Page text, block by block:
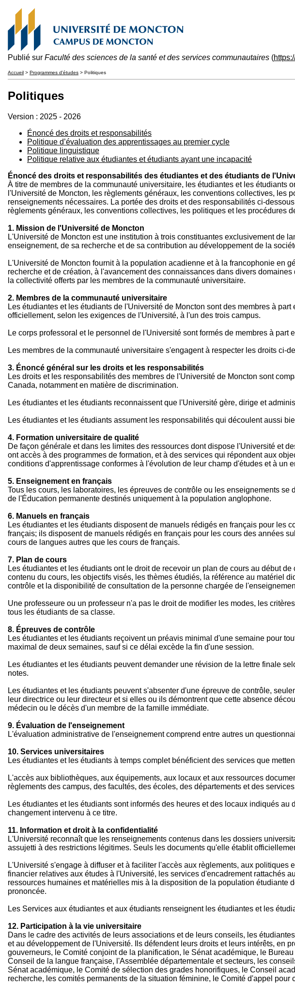
Publié sur Faculté des sciences de la santé et des services communautaires (
Accueil > Programmes d'études > Politiques
Politiques
Version : 2025 - 2026
Énoncé des droits et responsabilités
Politique d’évaluation des apprentissages au premier cycle
Politique linguistique
Politique relative aux étudiantes et étudiants ayant une incapacité
Énoncé des droits et responsabilités des étudiantes et des étudiants de
À titre de membres de la communauté universitaire, les étudiantes et les
l'Université de Moncton, les règlements généraux, les conventions collectives,
renseignements nécessaires. La portée des droits et des responsabilités ci-
règlements généraux, les conventions collectives, les politiques et les procédures
1. Mission de l'Université de Moncton
L'Université de Moncton est une institution à trois constituantes exclusivement de
enseignement, de sa recherche et de sa contribution au développement de la
L'Université de Moncton fournit à la population acadienne et à la francophonie en
recherche et de création, à l'avancement des connaissances dans divers
la collectivité offerts par les membres de la communauté universitaire.
2. Membres de la communauté universitaire
Les étudiantes et les étudiants de l'Université de Moncton sont des membres à
officiellement, selon les exigences de l'Université, à l'un des trois campus.
Le corps professoral et le personnel de l'Université sont formés de membres à part
Les membres de la communauté universitaire s'engagent à respecter les droits ci-
3. Énoncé général sur les droits et les responsabilités
Les droits et les responsabilités des membres de l'Université de Moncton sont
Canada, notamment en matière de discrimination.
Les étudiantes et les étudiants reconnaissent que l'Université gère, dirige et
Les étudiantes et les étudiants assument les responsabilités qui découlent aussi
4. Formation universitaire de qualité
De façon générale et dans les limites des ressources dont dispose l'Université et
ont accès à des programmes de formation, et à des services qui répondent aux
conditions d'apprentissage conformes à l'évolution de leur champ d'études et à un
5. Enseignement en français
Tous les cours, les laboratoires, les épreuves de contrôle ou les enseignements
de l'Éducation permanente destinés uniquement à la population anglophone.
6. Manuels en français
Les étudiantes et les étudiants disposent de manuels rédigés en français pour les
français; ils disposent de manuels rédigés en français pour les cours des années
cours de langues autres que les cours de français.
7. Plan de cours
Les étudiantes et les étudiants ont le droit de recevoir un plan de cours au début
contenu du cours, les objectifs visés, les thèmes étudiés, la référence au matériel
contrôle et la disponibilité de consultation de la personne chargée de
Une professeure ou un professeur n'a pas le droit de modifier les modes, les
tous les étudiants de sa classe.
8. Épreuves de contrôle
Les étudiantes et les étudiants reçoivent un préavis minimal d'une semaine pour
maximal de deux semaines, sauf si ce délai excède la fin d'une session.
Les étudiantes et les étudiants peuvent demander une révision de la lettre finale
notes.
Les étudiantes et les étudiants peuvent s'absenter d'une épreuve de contrôle,
leur directrice ou leur directeur et si elles ou ils démontrent que cette absence
médecin ou le décès d'un membre de la famille immédiate.
9. Évaluation de l'enseignement
L'évaluation administrative de l'enseignement comprend entre autres un
10. Services universitaires
Les étudiantes et les étudiants à temps complet bénéficient des services que
L'accès aux bibliothèques, aux équipements, aux locaux et aux ressources
règlements des campus, des facultés, des écoles, des départements et des
Les étudiantes et les étudiants sont informés des heures et des locaux indiqués
changement intervenu à ce titre.
11. Information et droit à la confidentialité
L'Université reconnaît que les renseignements contenus dans les dossiers
assujetti à des restrictions légitimes. Seuls les documents qu'elle établit
L'Université s'engage à diffuser et à faciliter l'accès aux règlements, aux
financier relatives aux études à l'Université, les services d'encadrement rattachés
ressources humaines et matérielles mis à la disposition de la population
prononcée.
Les Services aux étudiantes et aux étudiants renseignent les étudiantes et les
12. Participation à la vie universitaire
Dans le cadre des activités de leurs associations et de leurs conseils, les
et au développement de l'Université. Ils défendent leurs droits et leurs intérêts, en
gouverneurs, le Comité conjoint de la planification, le Sénat académique, le
Conseil de la langue française, l'Assemblée départementale et secteurs, les
Sénat académique, le Comité de sélection des grades honorifiques, le Conseil
recherche, les comités permanents de la situation féminine, le Comité d'appel